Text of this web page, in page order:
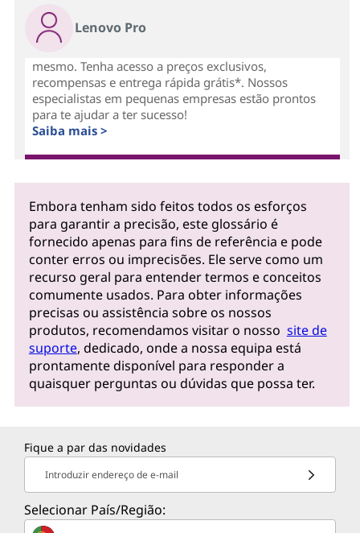
Lenovo Pro
mesmo. Tenha acesso a preços exclusivos,
recompensas e entrega rápida grátis*. Nossos
especialistas em pequenas empresas estão prontos
para te ajudar a ter sucesso!
Saiba mais >
Embora tenham sido feitos todos os esforços
para garantir a precisão, este glossário é
fornecido apenas para fins de referência e pode
conter erros ou imprecisões. Ele serve como um
recurso geral para entender termos e conceitos
comumente usados. Para obter informações
precisas ou assistência sobre os nossos
produtos, recomendamos visitar o nosso site de
suporte, dedicado, onde a nossa equipa está
prontamente disponível para responder a
quaisquer perguntas ou dúvidas que possa ter.
Fique a par das novidades
Introduzir endereço de e-mail
Selecionar País/Região: